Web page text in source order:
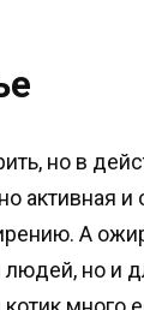
но в
активная и
А
людей, но и